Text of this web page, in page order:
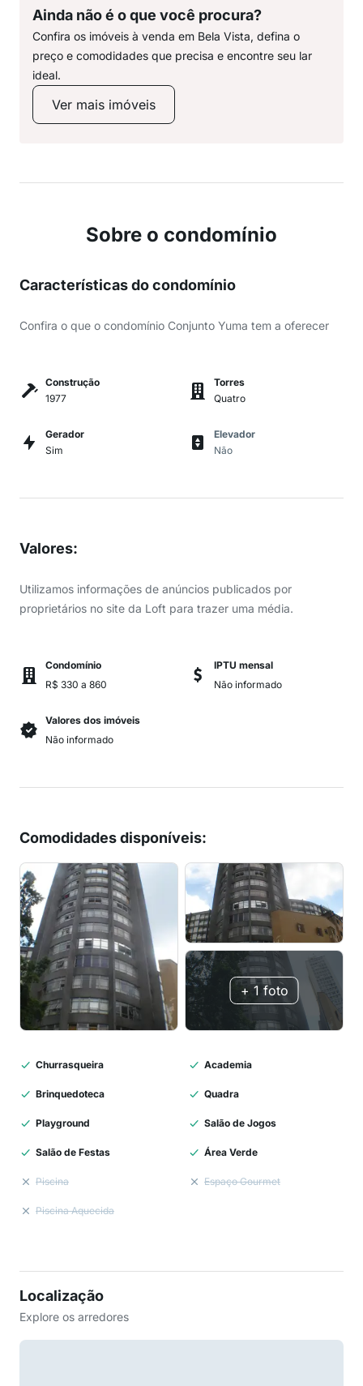
Ainda não é o que você procura?
Confira os imóveis à venda em Bela Vista, defina o
preço e comodidades que precisa e encontre seu lar
ideal.
Ver mais imóveis
Sobre o condomínio
Características do condomínio
Confira o que o condomínio Conjunto Yuma tem a oferecer
Construção
1977
Torres
Quatro
Gerador
Sim
Elevador
Não
Valores:
Utilizamos informações de anúncios publicados por
proprietários no site da Loft para trazer uma média.
Condomínio
R$ 330 a 860
IPTU mensal
Não informado
Valores dos imóveis
Não informado
Comodidades disponíveis:
Churrasqueira Academia
Brinquedoteca Quadra
Playground Salão de Jogos
Salão de Festas Área Verde
Piscina Espaço Gourmet
Piscina Aquecida
Localização
Explore os arredores